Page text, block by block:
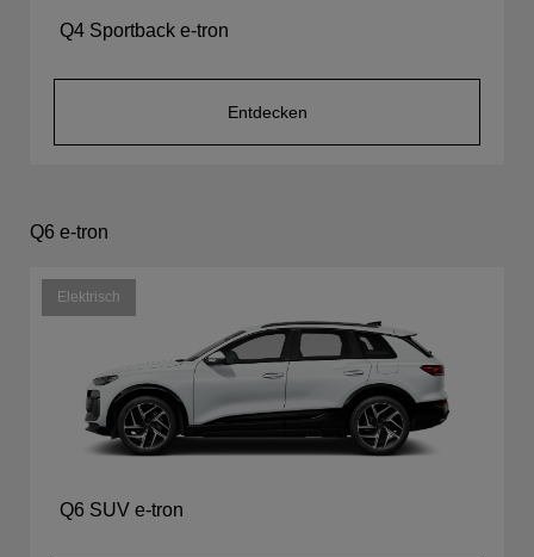
Q4 Sportback e-tron
Entdecken
Q6 e-tron
Elektrisch
Q6 SUV e-tron